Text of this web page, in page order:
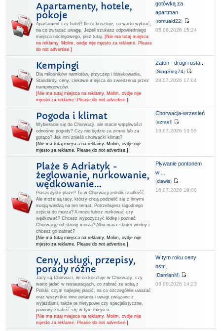
Apartamenty, hotele,
pokoje
Apartament czy hotel? Ile to kosztuje, co warto wybrać,
na co zwracać uwagę. Jeżeli szukasz odpowiedniego
miejsca noclegowego, pisz tutaj. [Nie ma tutaj miejsca
na reklamy. Molim, ovdje nije mjesto za reklame. Please
do not advertise.]
gotówką za
apartman
(romuald22)
05.08.2026 15:24
Kempingi
Dla miłośników namiotów, przyczep i biwakowania.
Standardy, ceny, ciekawe miejsca do zwiedzenia przez
trampingowców.
[Nie ma tutaj miejsca na reklamy. Molim, ovdje nije
mjesto za reklame. Please do not advertise.]
Zaton - drugi i osta...
(SingSing74)
28.07.2026 17:04
Pogoda i klimat
Wybieracie się do Chorwacji, ale macie wątpliwości
odnośnie pogody? Czy nie będzie za zimno lub za
gorąco? Jak inni znieśli chorwacki klimat?
[Nie ma tutaj miejsca na reklamy. Molim, ovdje nije
mjesto za reklame. Please do not advertise.]
Chorwacja-wrzesień
(azrael)
13.07.2026 13:55
Plaże & Adriatyk -
żeglowanie, nurkowanie,
wędkowanie...
Piaszczyste plaże? To w Chorwacji jednak rzadkość.
Ale może są tacy, którzy chcą podzielić się z innymi
swoją wiedzą na ten temat. Potrzebujesz łagodnego
zejścia do morza? A może lubisz nurkować czy
wędkować? Chcesz wypożyczyć łódkę i poznać
Chorwację od strony morza? Albo masz skuter wodny i
chcesz go zabrać?
[Nie ma tutaj miejsca na reklamy. Molim, ovdje nije
mjesto za reklame. Please do not advertise.]
Pływanie pontonem
w ...
(clawis)
16.07.2026 19:08
Ceny, usługi, przepisy,
porady różne
Jacy są Chorwaci, ile co kosztuje w Chorwacji, czy
warto jadać w restauracjach, co zabrać ze sobą z
Polski, czym najlepiej płacić, na co szczególnie uważać
oraz wszystkie inne pytania i uwagi związane z
wyjazdami, także te nietypowe czy specjalistyczne,
powinny znaleźć się w tym miejscu.
[Nie ma tutaj miejsca na reklamy. Molim, ovdje nije
mjesto za reklame. Please do not advertise.]
W tym roku ceny
ostr...
(DamianM)
08.08.2026 14:23